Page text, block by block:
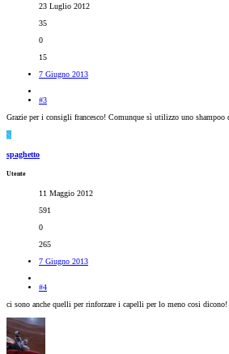
23 Luglio 2012
35
0
15
7 Giugno 2013
#3
Grazie per i consigli francesco! Comunque sì utilizzo uno
S
spaghetto
Utente
11 Maggio 2012
591
0
265
7 Giugno 2013
#4
ci sono anche quelli per rinforzare i capelli per lo meno cosi dicono!